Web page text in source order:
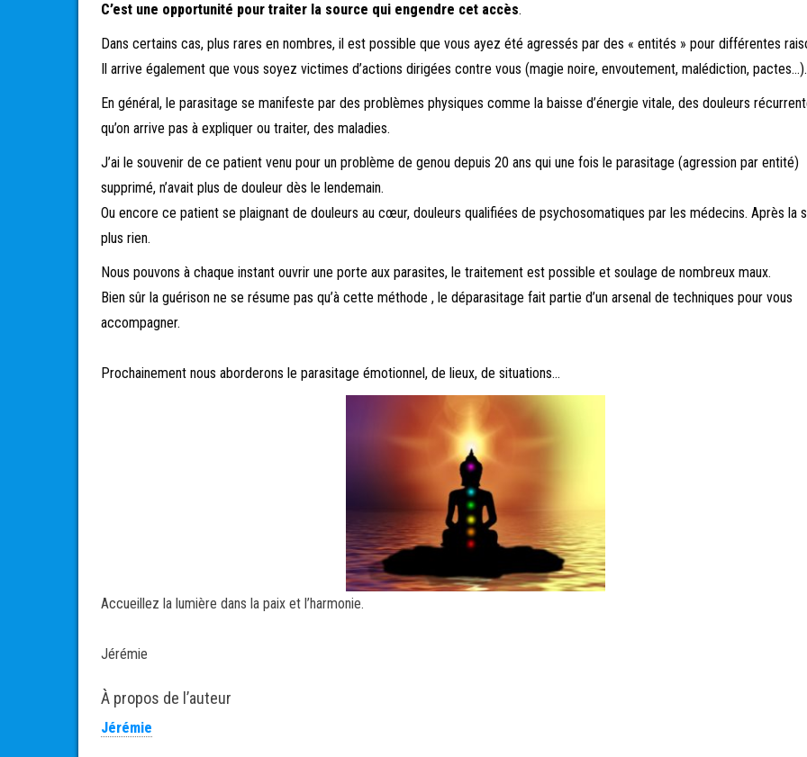
C’est une opportunité pour traiter la source qui engendre cet accès.
Dans certains cas, plus rares en nombres, il est possible que vous ayez été agressés par des « entités » pour différentes
Il arrive également que vous soyez victimes d’actions dirigées contre vous (magie noire, envoutement, malédiction, pactes…).
En général, le parasitage se manifeste par des problèmes physiques comme la baisse d’énergie vitale, des douleurs
qu’on arrive pas à expliquer ou traiter, des maladies.
J’ai le souvenir de ce patient venu pour un problème de genou depuis 20 ans qui une fois le parasitage (agression par entité)
supprimé, n’avait plus de douleur dès le lendemain.
Ou encore ce patient se plaignant de douleurs au cœur, douleurs qualifiées de psychosomatiques par les médecins. Après la
plus rien.
Nous pouvons à chaque instant ouvrir une porte aux parasites, le traitement est possible et soulage de nombreux maux.
Bien sûr la guérison ne se résume pas qu’à cette méthode , le déparasitage fait partie d’un arsenal de techniques pour vous
accompagner.
Prochainement nous aborderons le parasitage émotionnel, de lieux, de situations…
Accueillez la lumière dans la paix et l’harmonie.
Jérémie
À propos de l’auteur
Jérémie